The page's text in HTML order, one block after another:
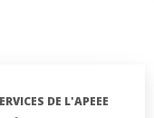
DE L'APEEE